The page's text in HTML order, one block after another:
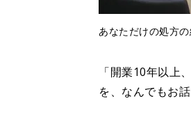
あなただけの処方
「開業10年以上
を、なんでもお話